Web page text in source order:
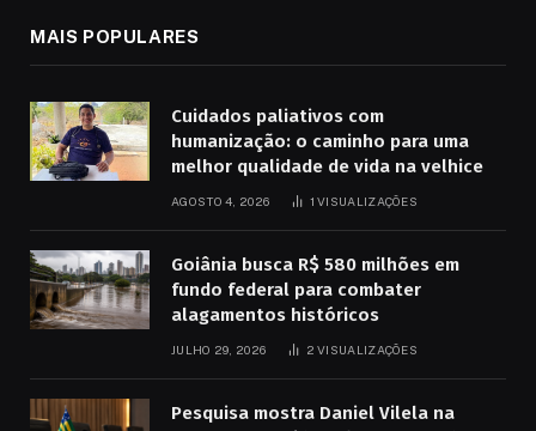
MAIS POPULARES
Cuidados paliativos com
humanização: o caminho para uma
melhor qualidade de vida na velhice
AGOSTO 4, 2026 1VISUALIZAÇÕES
Goiânia busca R$ 580 milhões em
fundo federal para combater
alagamentos históricos
JULHO 29, 2026 2VISUALIZAÇÕES
Pesquisa mostra Daniel Vilela na